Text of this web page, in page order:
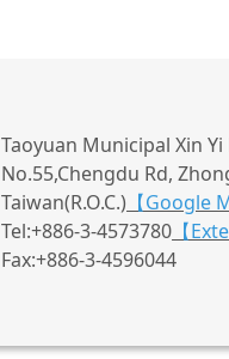
Taoyuan Municipal Xin
No.55,Chengdu Rd,
Taiwan(R.O.C.) 【Google
Tel:+886-3-4573780 【
Fax:+886-3-4596044